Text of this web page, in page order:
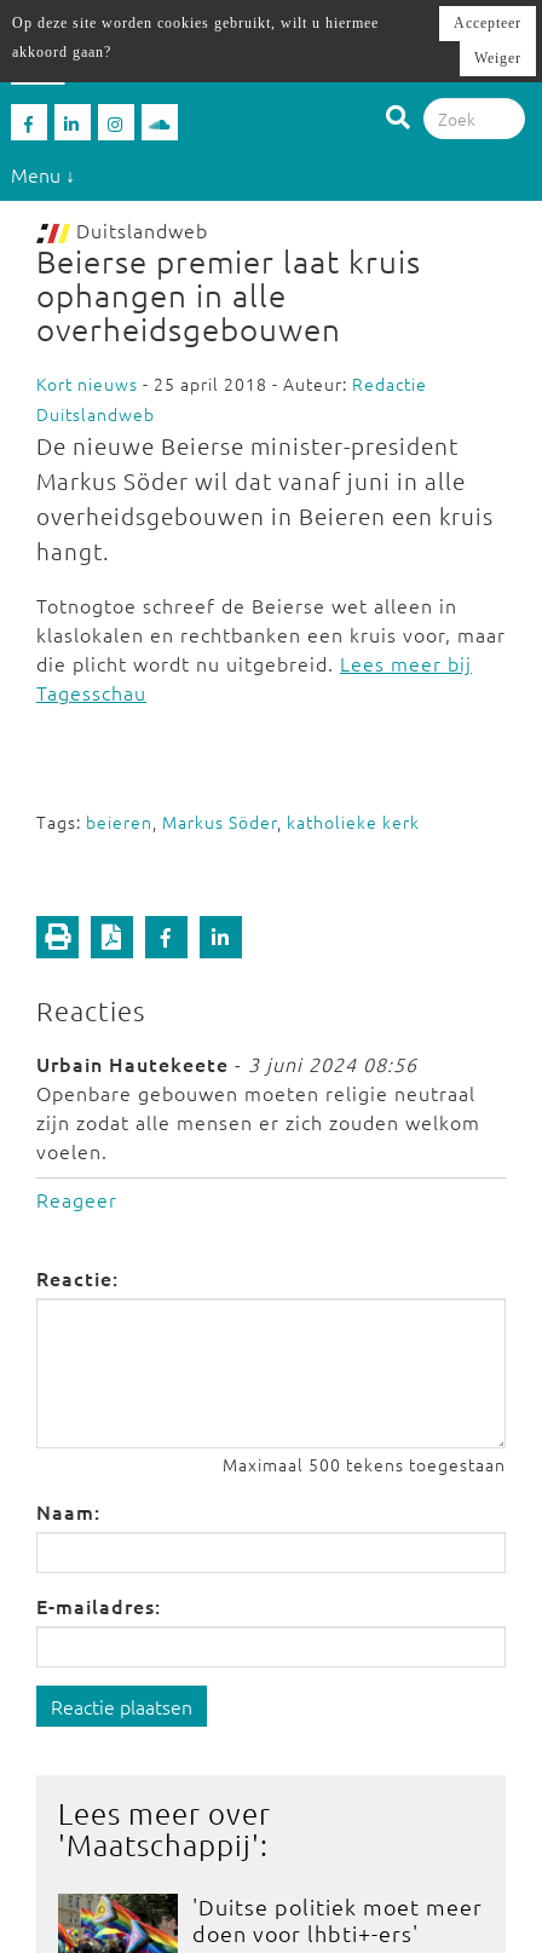
Menu ↓
Duitslandweb
Beierse premier laat kruis
ophangen in alle
overheidsgebouwen
Kort nieuws - 25 april 2018 - Auteur: Redactie
Duitslandweb
De nieuwe Beierse minister-president
Markus Söder wil dat vanaf juni in alle
overheidsgebouwen in Beieren een kruis
hangt.
Totnogtoe schreef de Beierse wet alleen in
klaslokalen en rechtbanken een kruis voor, maar
die plicht wordt nu uitgebreid. Lees meer bij
Tagesschau
Tags: beieren, Markus Söder, katholieke kerk
Reacties
Urbain Hautekeete - 3 juni 2024 08:56
Openbare gebouwen moeten religie neutraal
zijn zodat alle mensen er zich zouden welkom
voelen.
Reageer
Reactie:
Maximaal 500 tekens toegestaan
Naam:
E-mailadres:
Reactie plaatsen
Lees meer over
'Maatschappij':
'Duitse politiek moet meer
doen voor lhbti+-ers'
Op deze site worden cookies gebruikt, wilt u hiermee
akkoord gaan?
Accepteer
Weiger